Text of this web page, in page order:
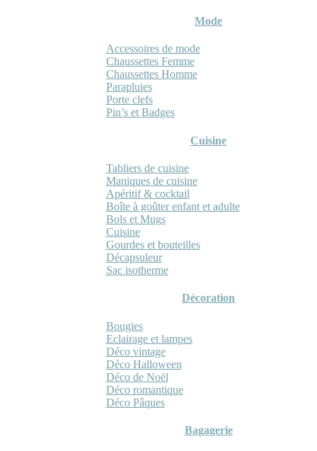
Mode
Accessoires de mode
Chaussettes Femme
Chaussettes Homme
Parapluies
Porte clefs
Pin’s et Badges
Cuisine
Tabliers de cuisine
Maniques de cuisine
Apéritif & cocktail
Boîte à goûter enfant et adulte
Bols et Mugs
Cuisine
Gourdes et bouteilles
Décapsuleur
Sac isotherme
Décoration
Bougies
Eclairage et lampes
Déco vintage
Déco Halloween
Déco de Noël
Déco romantique
Déco Pâques
Bagagerie